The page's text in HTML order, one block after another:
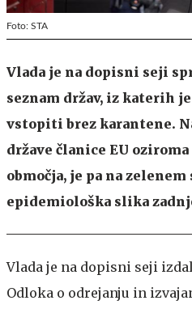
Foto: STA
Vlada je na dopisni seji
seznam držav, iz katerih
vstopiti brez karantene.
države članice EU
območja, je pa na
epidemiološka slika
Vlada je na dopisni seji
Odloka o odrejanju in